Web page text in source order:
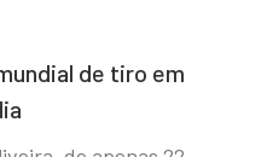
de tiro em